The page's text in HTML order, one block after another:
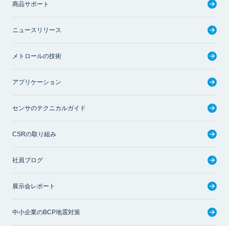
商品サポート
ニュースリリース
メトロールの技術
アプリケーション
センサのテクニカルガイド
CSRの取り組み
社員ブログ
展示会レポート
中小企業のBCP地震対策